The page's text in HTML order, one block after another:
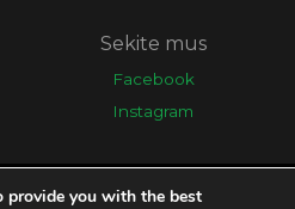
Sekite mus
Facebook
Instagram
provide you with the best